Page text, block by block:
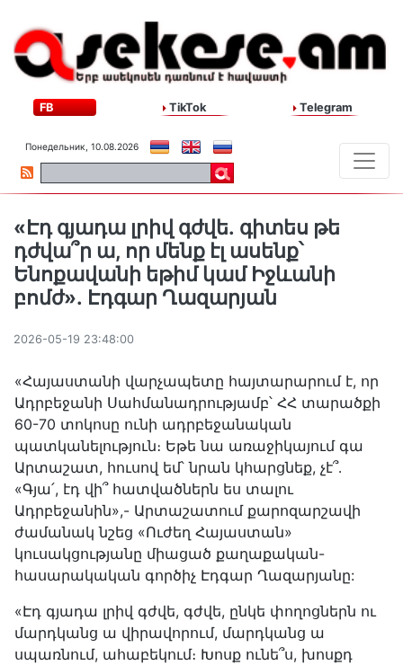
FB TikTok Telegram
Понедельник, 10.08.2026
«Էդ գյադա լրիվ գժվե․ գիտես թե
դժվա՞ր ա, որ մենք էլ ասենք՝
Ենոքավանի եթիմ կամ Իջևանի
բոմժ»․ Էդգար Ղազարյան
2026-05-19 23:48:00
«Հայաստանի վարչապետը հայտարարում է, որ
Ադրբեջանի Սահմանադրությամբ՝ ՀՀ տարածքի
60-70 տոկոսը ունի ադրբեջանական
պատկանելություն։ Եթե նա առաջիկայում գա
Արտաշատ, հուսով եմ՝ նրան կհարցնեք, չէ՞․
«Գյա՛, էդ վի՞ հատվածներն ես տալու
Ադրբեջանին»,- Արտաշատում քարոզարշավի
ժամանակ նշեց «Ուժեղ Հայաստան»
կուսակցությանը միացած քաղաքական-
հասարակական գործիչ Էդգար Ղազարյանը:
«Էդ գյադա լրիվ գժվե, գժվե, ընկե փողոցներն ու
մարդկանց ա վիրավորում, մարդկանց ա
սպառնում, ահաբեկում։ Խոսք ունե՞ս, խոսքդ